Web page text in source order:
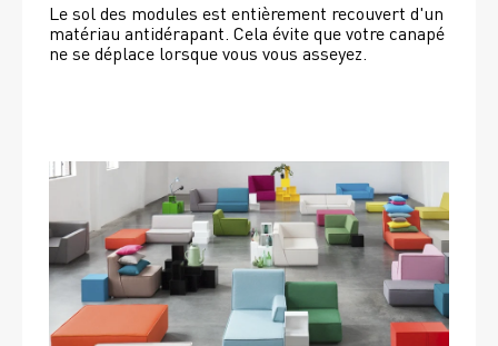
Le sol des modules est entièrement recouvert d'un
matériau antidérapant. Cela évite que votre canapé
ne se déplace lorsque vous vous asseyez.